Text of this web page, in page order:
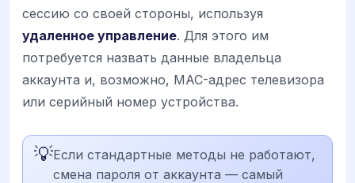
сессию со своей стороны, используя
удаленное управление. Для этого им
потребуется назвать данные владельца
аккаунта и, возможно, MAC-адрес телевизора
или серийный номер устройства.
💡Если стандартные методы не работают,
смена пароля от аккаунта — самый